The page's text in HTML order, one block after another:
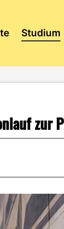
Studium
zur